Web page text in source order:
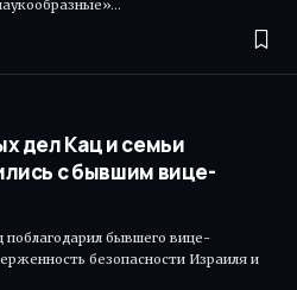
дел Кац и семьи
с бывшим вице-
бывшего вице-
безопасности Израиля и